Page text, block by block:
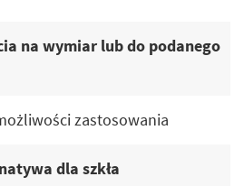
na wymiar lub do podanego
zastosowania
dla szkła